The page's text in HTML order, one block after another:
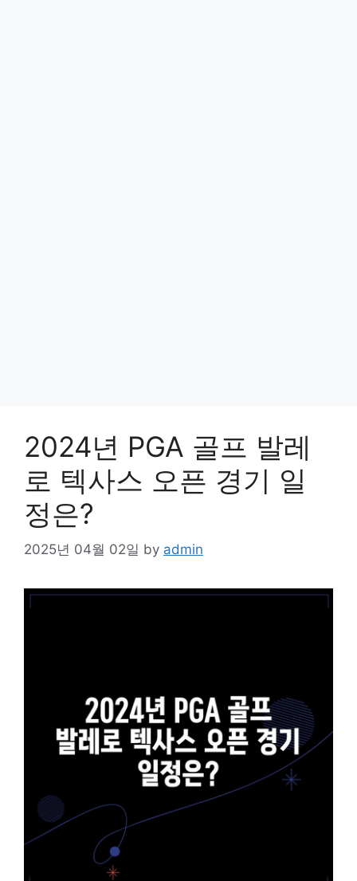
2024년 PGA 골프 발레
로 텍사스 오픈 경기 일
정은?
2025년 04월 02일 by admin